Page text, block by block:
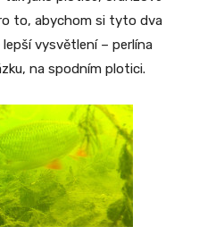
to, abychom si tyto dva
vysvětlení – perlína
na spodním plotici.